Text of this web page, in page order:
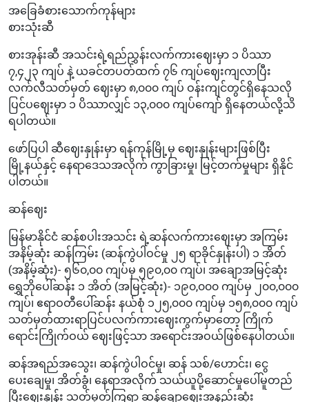
အခြေခံစားသောက်ကုန်များ
စားသုံးဆီ
စားအုန်းဆီ အသင်းရဲ့ရည်ညွှန်းလက်ကားဈေးမှာ ၁ ပိဿာ
၇,၄၂၃ ကျပ် နဲ့ ယခင်တပတ်ထက် ၇၆ ကျပ်ဈေးကျ‌လာပြီး
လက်လီသတ်မှတ် ဈေးမှာ ၈,၀၀၀ ကျပ် ဝန်းကျင်တွင်ရှိနေသလို
ပြင်ပဈေးမှာ ၁ ပိဿာလျှင် ၁၃,၀၀၀ ကျပ်ကျော် ရှိနေတယ်လို့သိ
ရပါတယ်။
ဖော်ပြပါ ဆီဈေးနှုန်းမှာ ရန်ကုန်မြို့မှ ဈေးနှုန်းများဖြစ်ပြီး
မြို့နယ်နှင့် နေရာဒေသအလိုက် ကွာခြားမှု၊ မြင့်တက်မှုများ ရှိနိုင်
ပါတယ်။
ဆန်ဈေး
မြန်မာနိုင်ငံ ဆန်စပါးအသင်း ရဲ့ဆန်လက်ကားဈေးမှာ အကြမ်း
အနိမ့်ဆုံး ဆန်ကြမ်း (ဆန်ကွဲပါဝင်မှု ၂၅ ရာခိုင်နှုန်းပါ) ၁ အိတ်
(အနိမ့်ဆုံး)- ၅၆၀,၀၀ ကျပ်မှ ၅၉၀,၀၀ ကျပ်၊ အချောအမြင့်ဆုံး
ရွှေဘိုပေါ်ဆန်း ၁ အိတ် (အမြင့်ဆုံး)- ၁၉၀,၀၀၀ ကျပ်မှ ၂၀၀,၀၀၀
ကျပ်၊ ဧရာဝတီပေါ်ဆန်း နယ်စုံ ၁၂၅,၀၀၀ ကျပ်မှ ၁၅၈,၀၀၀ ကျပ်
သတ်မှတ်ထားရာပြင်ပလက်ကားဈေးကွက်မှာတော့ ကြိုက်
ရောင်းကြိုက်ဝယ် ဈေးဖြင့်သာ အရောင်းအဝယ်ဖြစ်နေပါတယ်။
ဆန်အရည်အသွေး၊ ဆန်ကွဲပါဝင်မှု၊ ဆန် သစ်/ဟောင်း၊ ငွေ
ပေးချေမှု၊ အိတ်ခွံ၊ နေရာအလိုက် သယ်ယူပို့ဆောင်မှုပေါ်မူတည်
ပြီးဈေးနှုန်း သတ်မှတ်ကြရာ ဆန်ချောဈေးအနည်းဆုံး